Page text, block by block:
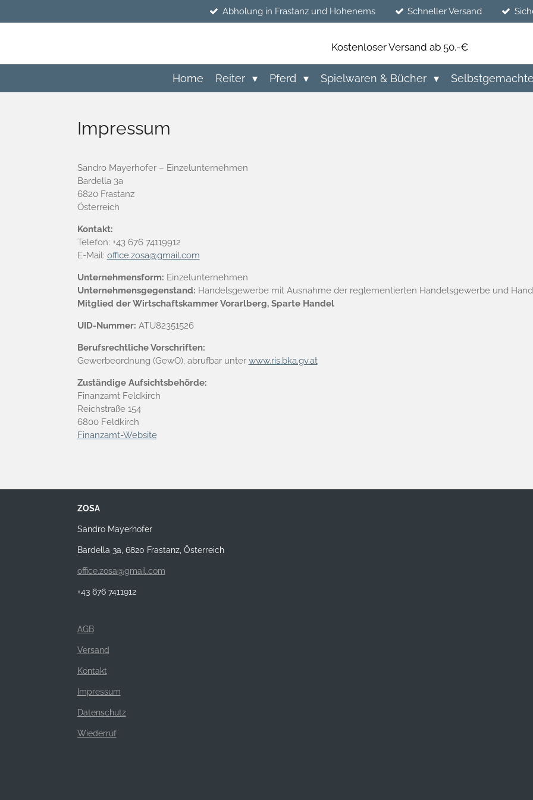
Hauptinhalt
Abholung in Frastanz und Hohenems Schneller Versand
Kostenloser Versand ab 50.-€
Home Reiter Pferd Spielwaren & Bücher
Impressum
Sandro Mayerhofer – Einzelunternehmen
Bardella 3a
6820 Frastanz
Österreich
Kontakt:
Telefon: +43 676 74119912
E-Mail: office.zosa@gmail.com
Unternehmensform: Einzelunternehmen
Unternehmensgegenstand: Handelsgewerbe mit Ausnahme der reglementierten Handelsgewerbe und
Mitglied der Wirtschaftskammer Vorarlberg, Sparte Handel
UID-Nummer: ATU82351526
Berufsrechtliche Vorschriften:
Gewerbeordnung (GewO), abrufbar unter www.ris.bka.gv.at
Zuständige Aufsichtsbehörde:
Finanzamt Feldkirch
Reichstraße 154
6800 Feldkirch
Finanzamt-Website
ZOSA
Sandro Mayerhofer
Bardella 3a, 6820 Frastanz, Österreich
office.zosa@gmail.com
+43 676 7411912
AGB
Versand
Kontakt
Impressum
Datenschutz
Wiederruf